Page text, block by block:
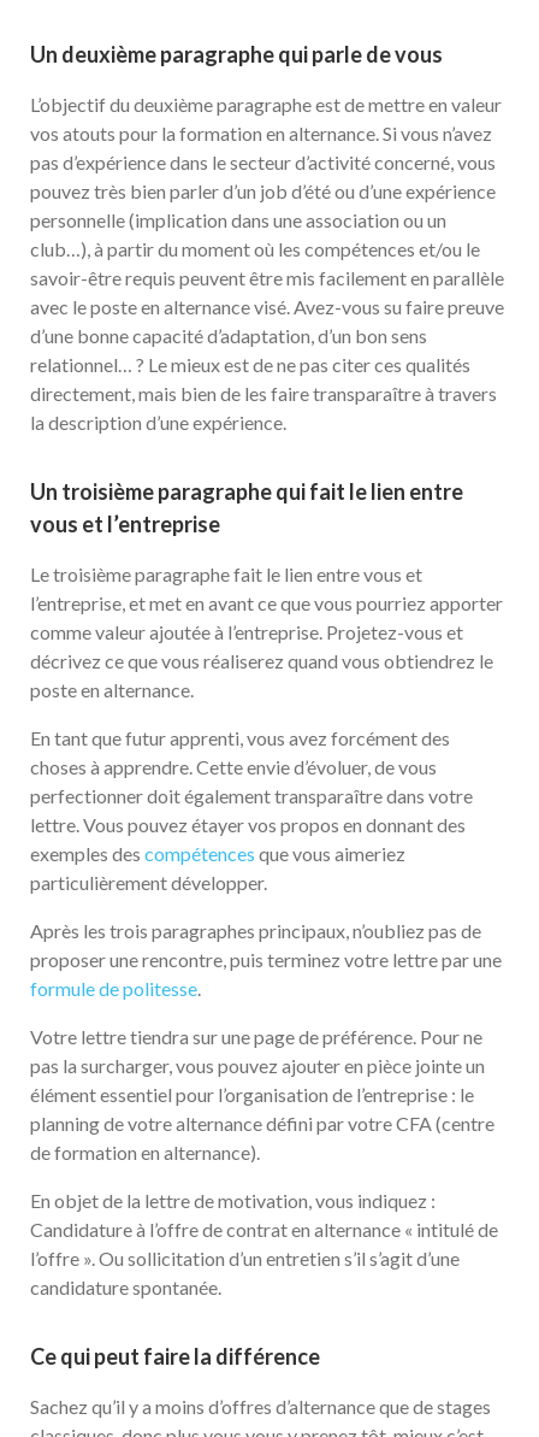
Un deuxième paragraphe qui parle de vous
L’objectif du deuxième paragraphe est de mettre en valeur
vos atouts pour la formation en alternance. Si vous n’avez
pas d’expérience dans le secteur d’activité concerné, vous
pouvez très bien parler d’un job d’été ou d’une expérience
personnelle (implication dans une association ou un
club…), à partir du moment où les compétences et/ou le
savoir-être requis peuvent être mis facilement en parallèle
avec le poste en alternance visé. Avez-vous su faire preuve
d’une bonne capacité d’adaptation, d’un bon sens
relationnel… ? Le mieux est de ne pas citer ces qualités
directement, mais bien de les faire transparaître à travers
la description d’une expérience.
Un troisième paragraphe qui fait le lien entre
vous et l’entreprise
Le troisième paragraphe fait le lien entre vous et
l’entreprise, et met en avant ce que vous pourriez apporter
comme valeur ajoutée à l’entreprise. Projetez-vous et
décrivez ce que vous réaliserez quand vous obtiendrez le
poste en alternance.
En tant que futur apprenti, vous avez forcément des
choses à apprendre. Cette envie d’évoluer, de vous
perfectionner doit également transparaître dans votre
lettre. Vous pouvez étayer vos propos en donnant des
exemples des compétences que vous aimeriez
particulièrement développer.
Après les trois paragraphes principaux, n’oubliez pas de
proposer une rencontre, puis terminez votre lettre par une
formule de politesse.
Votre lettre tiendra sur une page de préférence. Pour ne
pas la surcharger, vous pouvez ajouter en pièce jointe un
élément essentiel pour l’organisation de l’entreprise : le
planning de votre alternance défini par votre CFA (centre
de formation en alternance).
En objet de la lettre de motivation, vous indiquez :
Candidature à l’offre de contrat en alternance « intitulé de
l’offre ». Ou sollicitation d’un entretien s’il s’agit d’une
candidature spontanée.
Ce qui peut faire la différence
Sachez qu’il y a moins d’offres d’alternance que de stages